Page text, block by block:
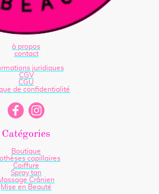
à propos
contact
juridiques
CGV
CGU
de confidentialité
Catégories
Boutique
capillaires
Coiffure
Spray tan
Crânien
Mise en Beauté